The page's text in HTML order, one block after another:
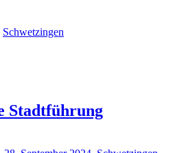
Schwetzingen
Stadtführung